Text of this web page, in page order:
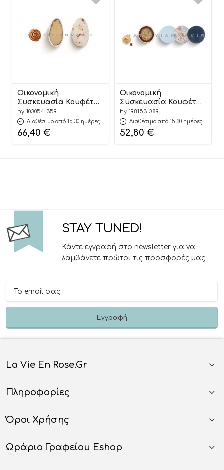
Οικονομική
Συσκευασία Κουφέτα
Αμυγδάλου Supreme
Cinnamon Roll Κουτί
800gr, Πιτσιλωτο
Κανελλί Ματ,
hy-103054-359
Διαθέσιμο από 15-30 ημέρες
66,40 €
Οικονομική
Συσκευασία Κουφέτα
Crispy Twist Γεύση
Τύπου Bueno
Πολύχρωμο Prince
Κουτί 3kg (τιμή κιλού
hy-198153-389
Διαθέσιμο από 15-30 ημέρες
52,80 €
STAY TUNED!
Κάντε εγγραφή στο newsletter για να
λαμβάνετε πρώτοι τις προσφορές μας.
La Vie En Rose.gr
Πληροφορίες
Όροι Χρήσης
Ωράριο Γραφείου Eshop